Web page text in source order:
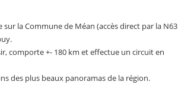
la Commune de Méan (accès direct par la N63
comporte +- 180 km et effectue un circuit en
des plus beaux panoramas de la région.